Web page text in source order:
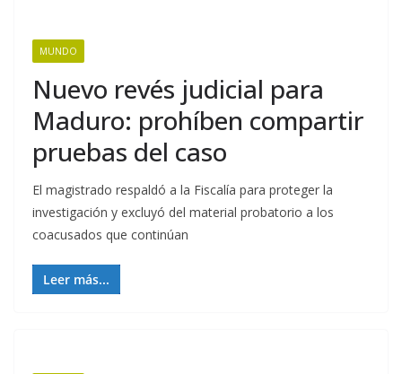
MUNDO
Nuevo revés judicial para
Maduro: prohíben compartir
pruebas del caso
El magistrado respaldó a la Fiscalía para proteger la
investigación y excluyó del material probatorio a los
coacusados que continúan
Leer más...